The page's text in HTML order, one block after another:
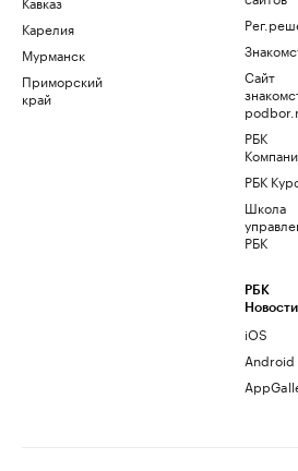
Карелия
Мурманск
Приморский
край
Сайт
РБК
РБК
Школа
РБК
РБК
Новости
iOS
Android